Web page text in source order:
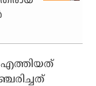
എത്തിയത്